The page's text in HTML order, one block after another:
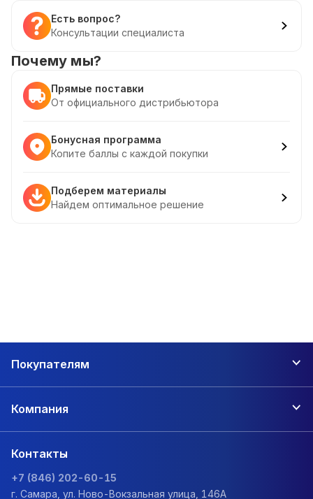
Есть вопрос?
Консультации специалиста
Почему мы?
Прямые поставки
От официального дистрибьютора
Бонусная программа
Копите баллы с каждой покупки
Подберем материалы
Найдем оптимальное решение
Покупателям
Компания
Контакты
+7 (846) 202-60-15
г. Самара, ул. Ново-Вокзальная улица, 146А